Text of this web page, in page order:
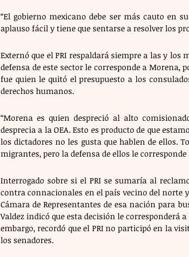
“El gobierno mexicano debe ser más cauto en
aplauso fácil y tiene que sentarse a resolver los
Externó que el PRI respaldará siempre a las y los
defensa de este sector le corresponde a Morena,
fue quien le quitó el presupuesto a los
derechos humanos.
“Morena es quien despreció al alto
desprecia a la OEA. Esto es producto de que
los dictadores no les gusta que hablen de ellos.
migrantes, pero la defensa de ellos le corresponde
Interrogado sobre si el PRI se sumaría al
contra connacionales en el país vecino del
Cámara de Representantes de esa nación para
Valdez indicó que esta decisión le corresponderá
embargo, recordó que el PRI no participó en la
los senadores.